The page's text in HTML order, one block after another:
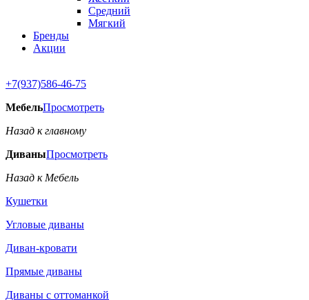
Средний
Мягкий
Бренды
Акции
+7(937)586-46-75
МебельПросмотреть
Назад к главному
ДиваныПросмотреть
Назад к Мебель
Кушетки
Угловые диваны
Диван-кровати
Прямые диваны
Диваны с оттоманкой